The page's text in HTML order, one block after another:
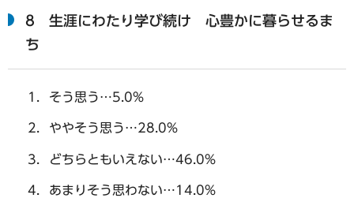
8 生涯にわたり学び続け 心豊かに暮らせるま
ち
そう思う…5.0%
ややそう思う…28.0%
どちらともいえない…46.0%
あまりそう思わない…14.0%